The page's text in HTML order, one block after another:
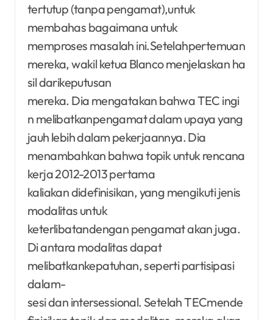
tertutup (tanpa pengamat),untuk
membahas bagaimana untuk
memproses masalah ini.Setelahpertemuan
mereka, wakil ketua Blanco menjelaskan ha
sil darikeputusan
mereka. Dia mengatakan bahwa TEC ingi
n melibatkanpengamat dalam upaya yang
jauh lebih dalam pekerjaannya. Dia
menambahkan bahwa topik untuk rencana
kerja 2012-2013 pertama
kaliakan didefinisikan, yang mengikuti jenis
modalitas untuk
keterlibatandengan pengamat akan juga.
Di antara modalitas dapat
melibatkankepatuhan, seperti partisipasi
dalam-
sesi dan intersessional. Setelah TECmende